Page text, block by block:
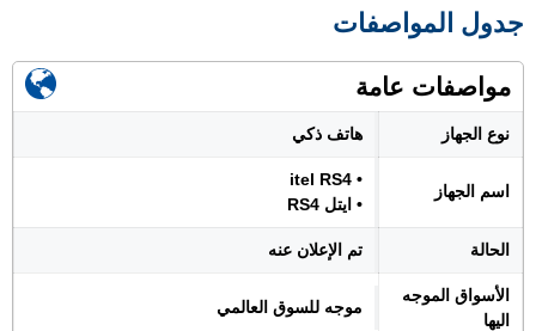
جدول المواصفات
مواصفات عامة
نوع الجهاز هاتف ذكي
اسم الجهاز
• itel RS4
• ايتل RS4
الحالة تم الإعلان عنه
الأسواق الموجه
اليها
موجه للسوق العالمي